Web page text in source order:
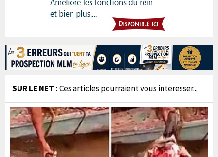
SUR LE NET :Ces articles pourraient vous interesser...